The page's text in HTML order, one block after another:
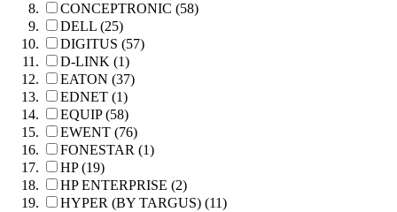
CONCEPTRONIC (58)
DELL (25)
DIGITUS (57)
D-LINK (1)
EATON (37)
EDNET (1)
EQUIP (58)
EWENT (76)
FONESTAR (1)
HP (19)
HP ENTERPRISE (2)
HYPER (BY TARGUS) (11)